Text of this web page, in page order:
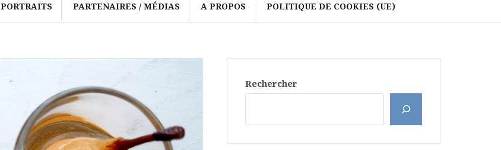
PORTRAITS PARTENAIRES / MÉDIAS A PROPOS POLITIQUE DE COOKIES (UE)
Rechercher